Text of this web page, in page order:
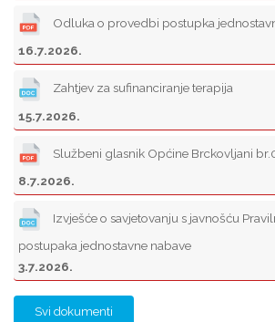
Odluka o provedbi postupka
16.7.2026.
Zahtjev za sufinanciranje terapija
15.7.2026.
Službeni glasnik Općine Brckovljani
8.7.2026.
Izvješće o savjetovanju s javnošću
postupaka jednostavne nabave
3.7.2026.
Svi dokumenti